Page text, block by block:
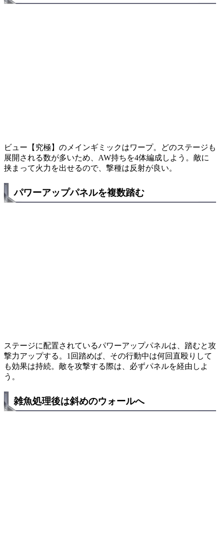
ビュー【究極】のメインギミックはワープ。どのステージも
展開される数が多いため、AW持ちを4体編成しよう。敵に
挟まって火力を出せるので、撃種は反射が良い。
パワーアップパネルを複数踏む
ステージに配置されているパワーアップパネルは、踏むと攻
撃力アップする。1回踏めば、その行動中は何回直殴りして
も効果は持続。敵を攻撃する際は、必ずパネルを経由しよ
う。
雑魚処理後は斜めのウォールへ